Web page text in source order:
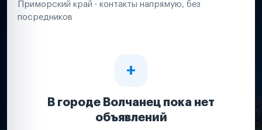
Приморский край · контакты напрямую, без
посредников
В городе Волчанец пока нет
объявлений